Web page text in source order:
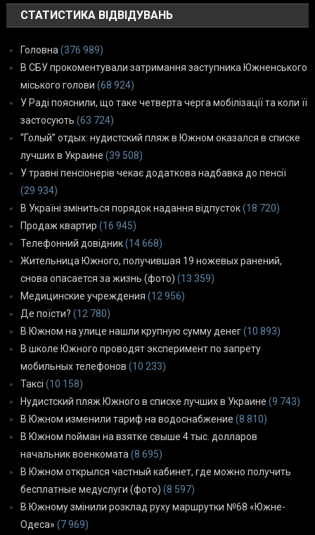
СТАТИСТИКА ВІДВІДУВАНЬ
Головна (376 989)
В СБУ прокоментували затримання заступника Южненського
міського голови (68 924)
У Раді пояснили, що таке четверта черга мобілізації та коли її
застосують (63 724)
“Голый” отдых: нудистский пляж в Южном оказался в списке
лучших в Украине (39 508)
У травні пенсіонерів чекає додаткова надбавка до пенсії
(29 934)
В Україні зміниться порядок надання відпусток(18 720)
Продаж квартир (16 945)
Телефонний довідник(14 668)
Жительница Южного, получившая 19 ножевых ранений,
снова опасается за жизнь (фото) (13 359)
Медицинские учреждения (12 956)
Де поїсти? (12 780)
В Южном на улице нашли крупную сумму денег(10 893)
В школе Южного проводят эксперимент по запрету
мобильных телефонов (10 233)
Таксі (10 158)
Нудистский пляж Южного в списке лучших в Украине (9 743)
В Южном изменили тариф на водоснабжение (8 810)
В Южном пойман на взятке свыше 4 тыс. долларов
начальник военкомата (8 695)
В Южном открылся частный кабинет, где можно получить
бесплатные медуслуги (фото) (8 597)
В Южному змінили розклад руху маршрутки №68 «Южне-
Одеса» (7 969)